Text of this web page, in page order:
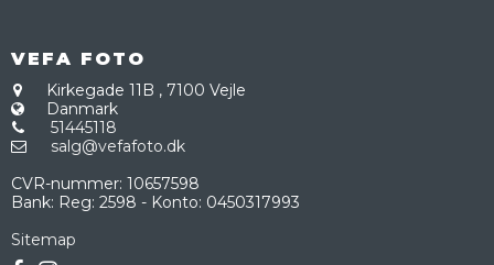
VEFA FOTO
Kirkegade 11B , 7100 Vejle
Danmark
51445118
salg@vefafoto.dk
CVR-nummer: 10657598
Bank: Reg: 2598 - Konto: 0450317993
Sitemap